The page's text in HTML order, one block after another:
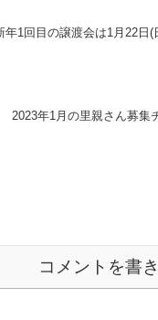
1回目の譲渡会は1月22日(
2023年1月の里親さん募集
コメントを書